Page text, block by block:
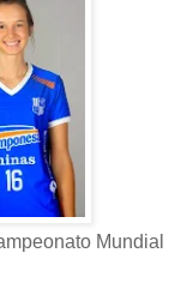
Mundial